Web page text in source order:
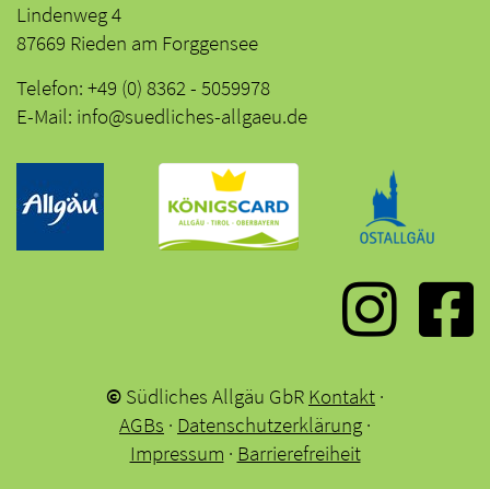
Lindenweg 4
87669 Rieden am Forggensee
Telefon: +49 (0) 8362 - 5059978
E-Mail: info@suedliches-allgaeu.de
© Südliches Allgäu GbR Kontakt ·
AGBs · Datenschutzerklärung ·
Impressum · Barrierefreiheit